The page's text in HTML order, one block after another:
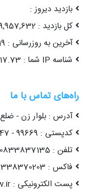
بازدید دیروز :
کل بازدید : 19,957,632
آخرین به روزرسانی : 1405/05/19 12:20:51
شناسه IP شما : 216.73.217.73
راه‌های تماس با ما
آدرس : بلوار زن - ضلع
کدپستی : 99669 - 67147
تلفن : 0833837135 08338374145
فاکس : 08338370203
پست الکترونیکی : kermanshah[at]kshrw.ir